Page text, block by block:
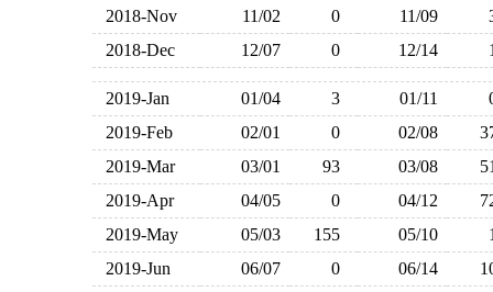
2018-Nov
11/02 0 11/09
2018-Dec
12/07 0 12/14
2019-Jan 01/04 3 01/11
2019-Feb
02/01 0 02/08
2019-Mar
03/01 93 03/08
2019-Apr
04/05 0 04/12
2019-May
05/03 155 05/10
2019-Jun
06/07 0 06/14